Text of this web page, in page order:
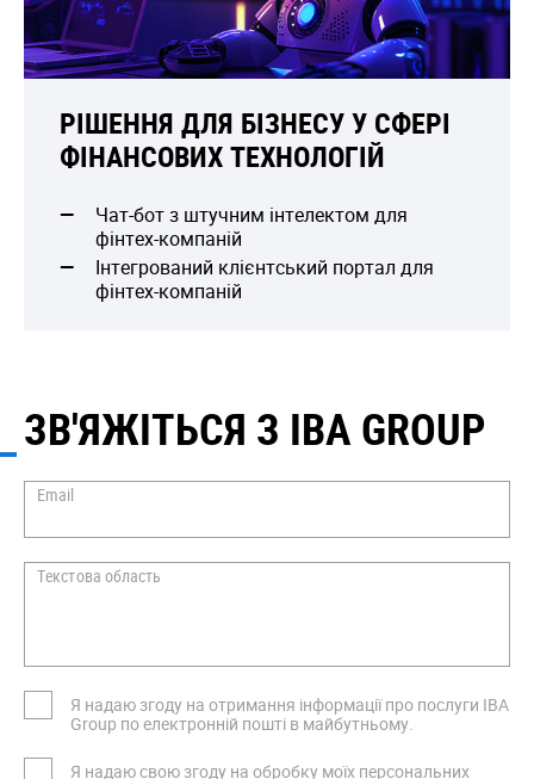
РІШЕННЯ ДЛЯ БІЗНЕСУ У СФЕРІ
ФІНАНСОВИХ ТЕХНОЛОГІЙ
Чат-бот з штучним інтелектом для
фінтех-компаній
Інтегрований клієнтський портал для
фінтех-компаній
ЗВ'ЯЖІТЬСЯ З IBA GROUP
Email
Текстова область
Я надаю згоду на отримання інформації про послуги IBA
Group по електронній пошті в майбутньому.
Я надаю свою згоду на обробку моїх персональних